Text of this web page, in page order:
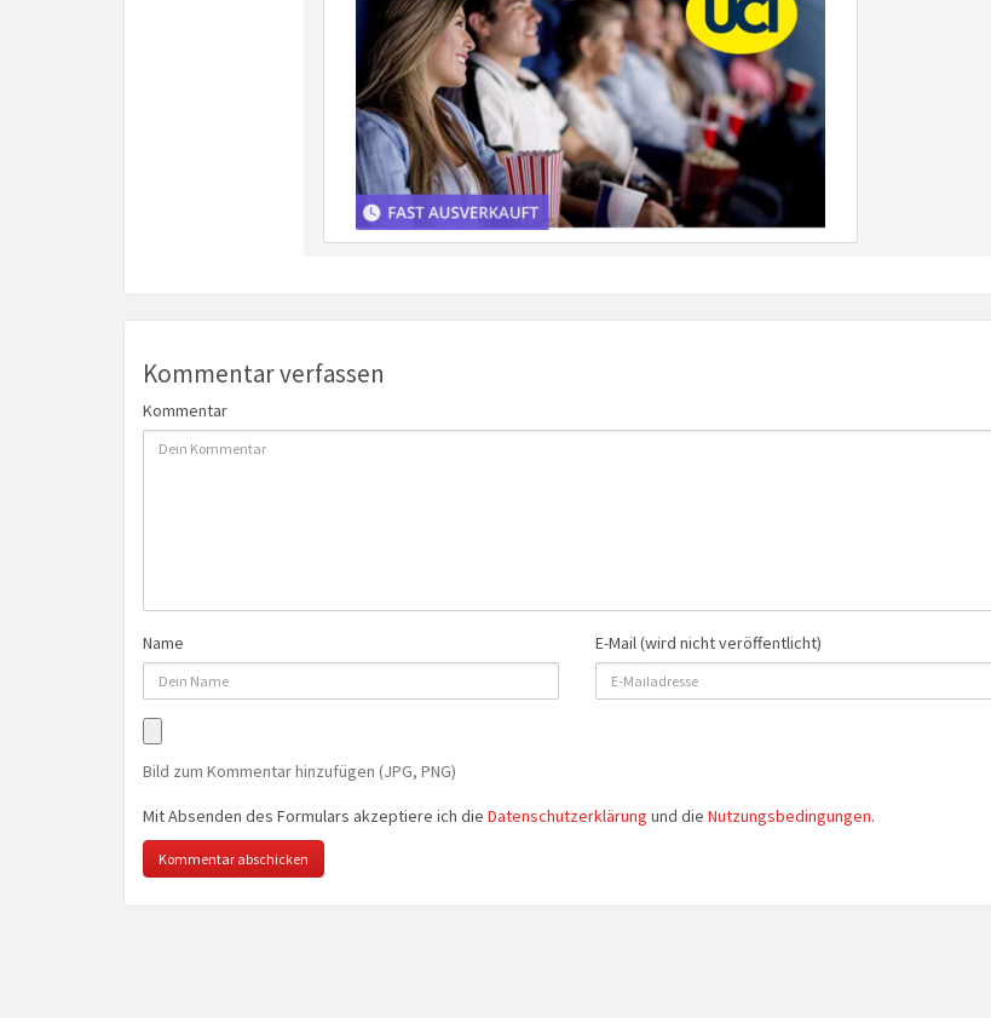
Kommentar verfassen
Kommentar
Name E-Mail (wird nicht veröffentlicht)
Bild zum Kommentar hinzufügen (JPG, PNG)
Mit Absenden des Formulars akzeptiere ich die Datenschutzerklärung und die Nutzungsbedingungen.